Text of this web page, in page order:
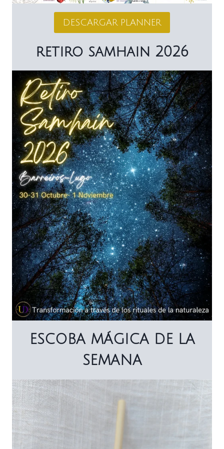
DESCARGAR PLANNER
retiro samhain 2026
ESCOBA MÁGICA DE LA
SEMANA